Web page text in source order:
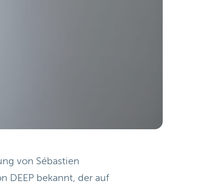
von Sébastien
DEEP bekannt, der auf